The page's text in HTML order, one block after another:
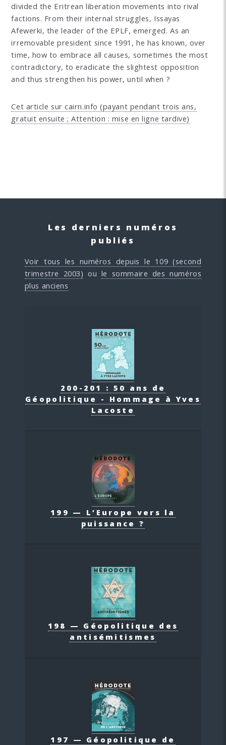
divided the Eritrean liberation movements into rival
factions. From their internal struggles, Issayas
Afewerki, the leader of the EPLF, emerged. As an
irremovable president since 1991, he has known, over
time, how to embrace all causes, sometimes the most
contradictory, to eradicate the slightest opposition
and thus strengthen his power, until when ?
Cet article sur cairn.info (payant pendant trois ans,
gratuit ensuite ; Attention : mise en ligne tardive)
Les derniers numéros
publiés
Voir tous les numéros depuis le 109 (second
trimestre 2003) ou le sommaire des numéros
plus anciens
200-201 : 50 ans de
Géopolitique - Hommage à Yves
Lacoste
199 — L’Europe vers la
puissance ?
198 — Géopolitique des
antisémitismes
197 — Géopolitique de